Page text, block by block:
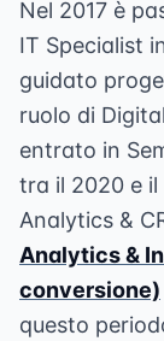
Nel 2017 è
IT Specialist
guidato
ruolo di
entrato in
tra il 2020 e
Analytics &
Analytics &
conversione)
questo